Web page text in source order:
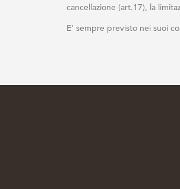
cancellazione (art.17), la
E’ sempre previsto nei suoi